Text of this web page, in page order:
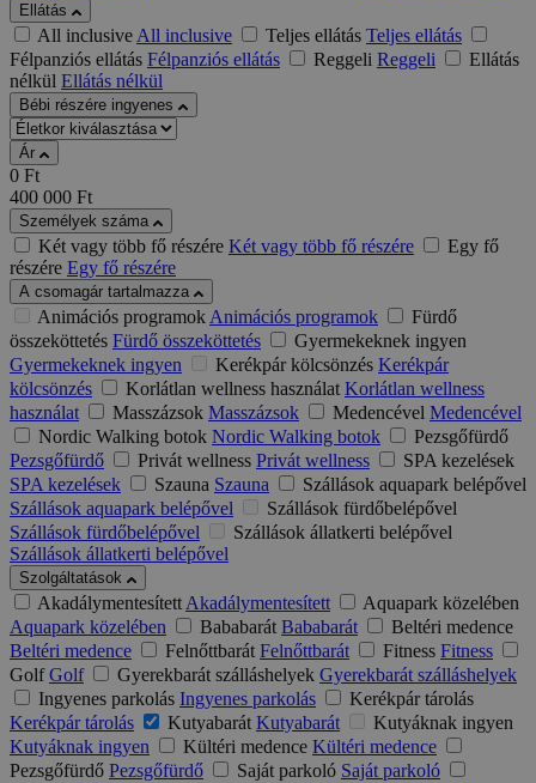
Ellátás
All inclusiveAll inclusive Teljes ellátás Teljes ellátás
Félpanziós ellátás Félpanziós ellátás Reggeli Reggeli
Ellátás
nélkül Ellátás nélkül
Bébi részére ingyenes
Ár
0 Ft
400 000 Ft
Személyek száma
Két vagy több fő részére Két vagy több fő részére
Egy fő
részére Egy fő részére
A csomagár tartalmazza
Animációs programokAnimációs programok
Fürdő
összeköttetés Fürdő összeköttetés
Gyermekeknek ingyen
Gyermekeknek ingyen
Kerékpár kölcsönzés Kerékpár
kölcsönzés
Korlátlan wellness használat Korlátlan wellness
használat
Masszázsok Masszázsok Medencével Medencével
Nordic Walking botok Nordic Walking botok
Pezsgőfürdő
Pezsgőfürdő
Privát wellness Privát wellness
SPA kezelések
SPA kezelések
Szauna Szauna
Szállások aquapark belépővel
Szállások aquapark belépővel
Szállások fürdőbelépővel
Szállások fürdőbelépővel
Szállások állatkerti belépővel
Szállások állatkerti belépővel
Szolgáltatások
AkadálymentesítettAkadálymentesített
Aquapark közelében
Aquapark közelében
Bababarát Bababarát
Beltéri medence
Beltéri medence
Felnőttbarát Felnőttbarát Fitness Fitness
Golf Golf Gyerekbarát szálláshelyek Gyerekbarát szálláshelyek
Ingyenes parkolás Ingyenes parkolás
Kerékpár tárolás
Kerékpár tárolás
Kutyabarát Kutyabarát
Kutyáknak ingyen
Kutyáknak ingyen
Kültéri medence Kültéri medence
Pezsgőfürdő Pezsgőfürdő Saját parkoló Saját parkoló